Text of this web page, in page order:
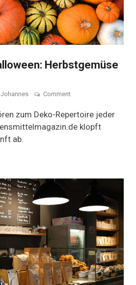
Herbstgemüse
Johannes Commenton
nur
Halloween:
zum Deko-Repertoire jeder
klopft
ab.